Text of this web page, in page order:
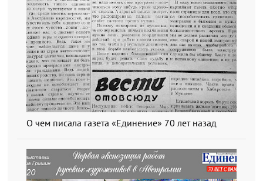
О чем писала газета «Единение» 70 лет назад